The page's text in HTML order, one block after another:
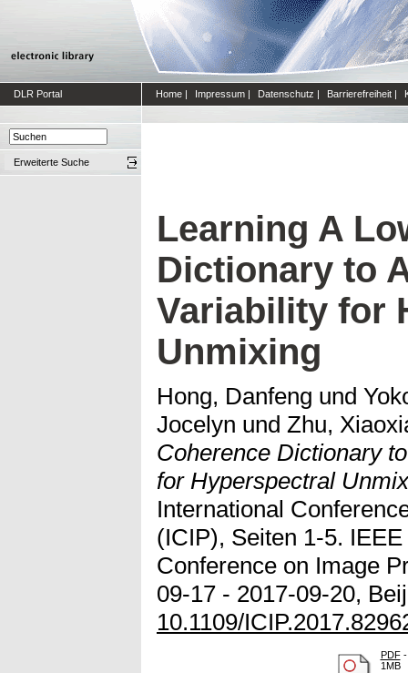
DLR Portal Home | Impressum | Datenschutz | Barrierefreiheit |
Erweiterte Suche
Learning A
Dictionary to
Variability for
Unmixing
Hong, Danfeng und
Jocelyn und Zhu,
Coherence Dictionary
for Hyperspectral
International
(ICIP), Seiten 1-5.
Conference on Image
09-17 - 2017-09-20,
10.1109/
PDF-
1MB